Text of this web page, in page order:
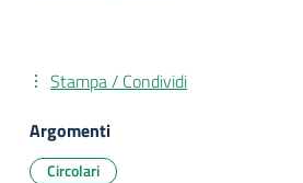
Stampa / Condividi
Argomenti
Circolari